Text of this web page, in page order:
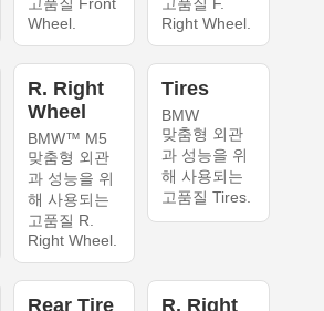
고품질 Front
Wheel.
고품질 F.
Right Wheel.
R. Right
Wheel
BMW™ M5
맞춤형 외관
과 성능을 위
해 사용되는
고품질 R.
Right Wheel.
Tires
BMW
맞춤형 외관
과 성능을 위
해 사용되는
고품질 Tires.
Rear Tire
R. Right